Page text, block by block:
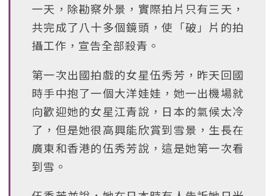
一天，除勘察外景，實際拍片只有三天，
共完成了八十多個鏡頭，使「破」片的拍
攝工作，宣告全部殺青。
第一次出國拍戲的女星伍秀芳，昨天回國
時手中抱了一個大洋娃娃，她一出機場就
向歡迎她的女星江青說，日本的氣候太冷
了，但是她很高興能欣賞到雪景，生長在
廣東和香港的伍秀芳說，這是她第一次看
到雪。